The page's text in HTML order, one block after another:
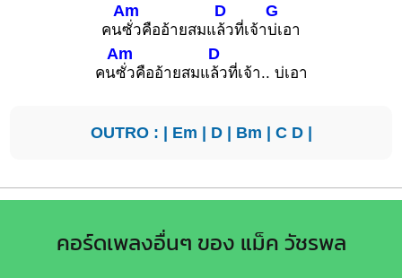
คน
Am
ซั่วคืออ้ายสมแ
D
ล้วที่เจ้า
G
บ่เอา
คน
Am
ซั่วคืออ้ายสมแ
D
ล้วที่เจ้า.. บ่เอา
OUTRO : | Em | D| Bm | C D|
คอร์ดเพลงอื่นๆ ของ แม็ค วัชรพล